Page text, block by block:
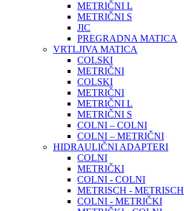
METRIČNI L
METRIČNI S
JIC
PREGRADNA MATICA
VRTLJIVA MATICA
COLSKI
METRIČNI
COLSKI
METRIČNI
METRIČNI L
METRIČNI S
COLNI – COLNI
COLNI – METRIČNI
HIDRAULIČNI ADAPTERI
COLNI
METRIČKI
COLNI - COLNI
METRISCH - METRISCH
COLNI - METRIČKI